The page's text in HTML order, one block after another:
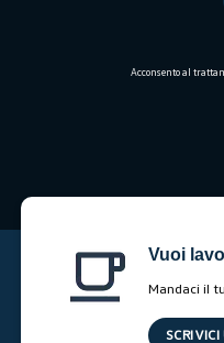
Acconsento al
Vuoi
Mandaci il